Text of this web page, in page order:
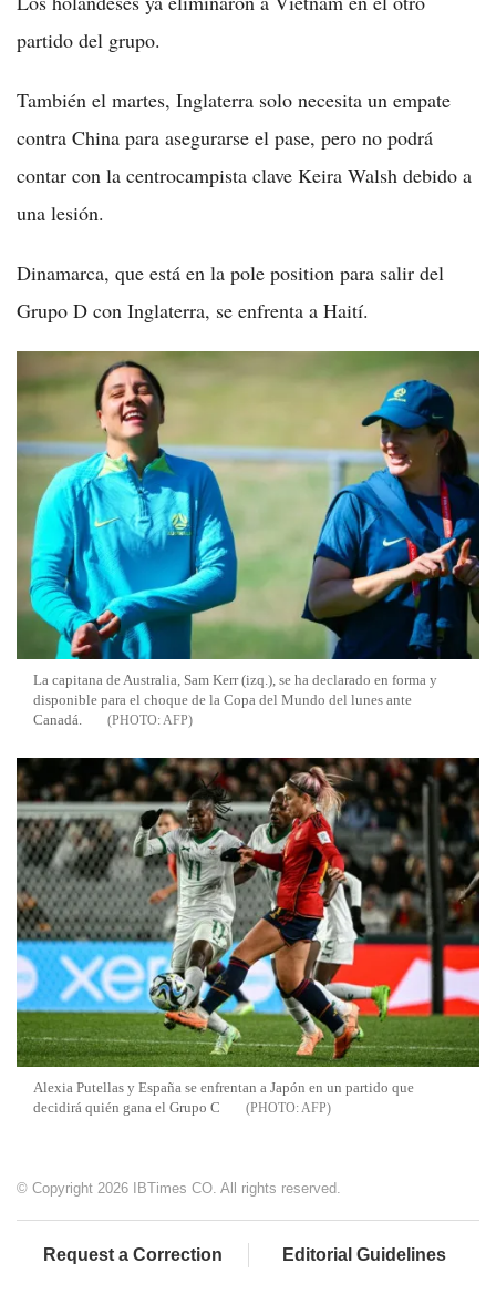
partido del grupo.
También el martes, Inglaterra solo necesita un empate
contra China para asegurarse el pase, pero no podrá
contar con la centrocampista clave Keira Walsh debido a
una lesión.
Dinamarca, que está en la pole position para salir del
Grupo D con Inglaterra, se enfrenta a Haití.
La capitana de Australia, Sam Kerr (izq.), se ha declarado en forma y
disponible para el choque de la Copa del Mundo del lunes ante
Canadá.
AFP
Alexia Putellas y España se enfrentan a Japón en un partido que
decidirá quién gana el Grupo C
AFP
© Copyright 2026 IBTimes CO. All rights reserved.
Request a Correction Editorial Guidelines